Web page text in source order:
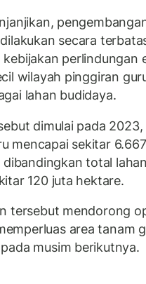
secara
perlindungan
wilayah pinggiran
lahan budidaya.
dimulai pada
mencapai sekitar
dibandingkan total
120 juta hektare.
tersebut mendorong
area tanam
musim berikutnya.